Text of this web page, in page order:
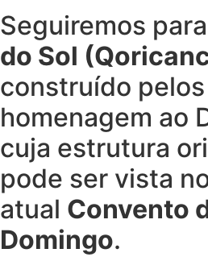
Seguiremos
do Sol
construído
homenagem ao
cuja estrutura
pode ser vista
atual Convento
Domingo.